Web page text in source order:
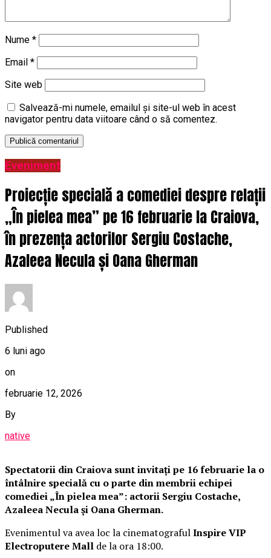
Nume *
Email *
Site web
Salvează-mi numele, emailul și site-ul web în acest
navigator pentru data viitoare când o să comentez.
Eveniment
Proiecție specială a comediei despre relații
„În pielea mea” pe 16 februarie la Craiova,
în prezența actorilor Sergiu Costache,
Azaleea Necula și Oana Gherman
Published
6 luni ago
on
februarie 12, 2026
By
native
Spectatorii din Craiova sunt invitați pe 16 februarie la o
întâlnire specială cu o parte din membrii echipei
comediei „În pielea mea”: actorii Sergiu Costache,
Azaleea Necula și Oana Gherman.
Evenimentul va avea loc la cinematografulInspire VIP
Electroputere Mall de la ora 18:00.